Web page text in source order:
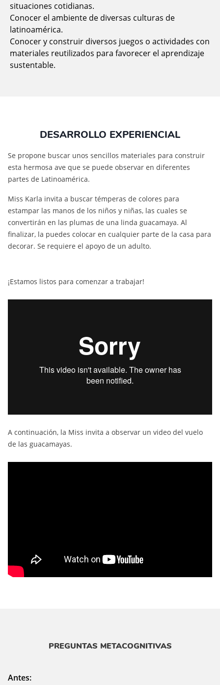
situaciones cotidianas.
Conocer el ambiente de diversas culturas de
latinoamérica.
Conocer y construir diversos juegos o actividades con
materiales reutilizados para favorecer el aprendizaje
sustentable.
DESARROLLO EXPERIENCIAL
Se propone buscar unos sencillos materiales para construir
esta hermosa ave que se puede observar en diferentes
partes de Latinoamérica.
Miss Karla invita a buscar témperas de colores para
estampar las manos de los niños y niñas, las cuales se
convertirán en las plumas de una linda guacamaya. Al
finalizar, la puedes colocar en cualquier parte de la casa para
decorar. Se requiere el apoyo de un adulto.
¡Estamos listos para comenzar a trabajar!
A continuación, la Miss invita a observar un video del vuelo
de las guacamayas.
PREGUNTAS METACOGNITIVAS
Antes: